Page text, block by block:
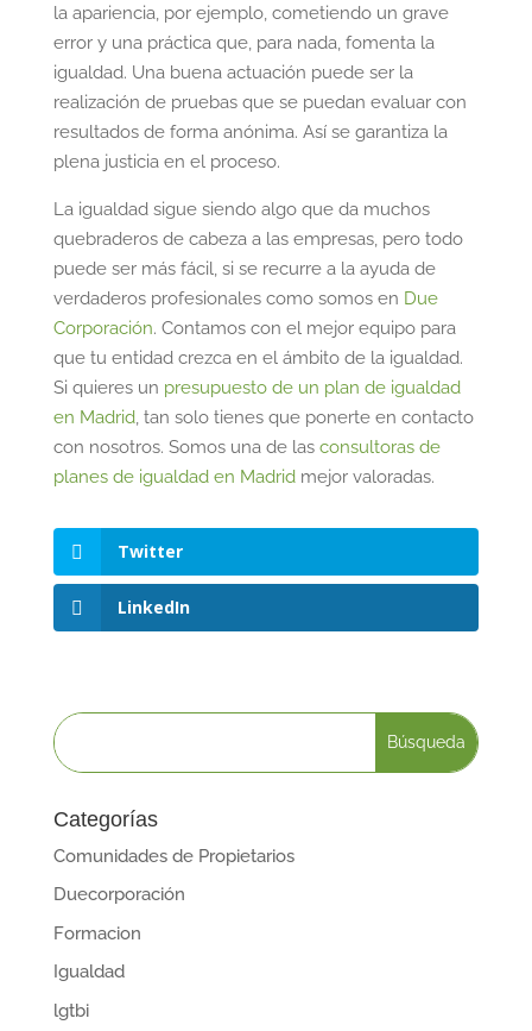
la apariencia, por ejemplo, cometiendo un grave
error y una práctica que, para nada, fomenta la
igualdad. Una buena actuación puede ser la
realización de pruebas que se puedan evaluar con
resultados de forma anónima. Así se garantiza la
plena justicia en el proceso.
La igualdad sigue siendo algo que da muchos
quebraderos de cabeza a las empresas, pero todo
puede ser más fácil, si se recurre a la ayuda de
verdaderos profesionales como somos en Due
Corporación. Contamos con el mejor equipo para
que tu entidad crezca en el ámbito de la igualdad.
Si quieres un presupuesto de un plan de igualdad
en Madrid, tan solo tienes que ponerte en contacto
con nosotros. Somos una de las consultoras de
planes de igualdad en Madridmejor valoradas.
Twitter
LinkedIn
Categorías
Comunidades de Propietarios
Duecorporación
Formacion
Igualdad
lgtbi